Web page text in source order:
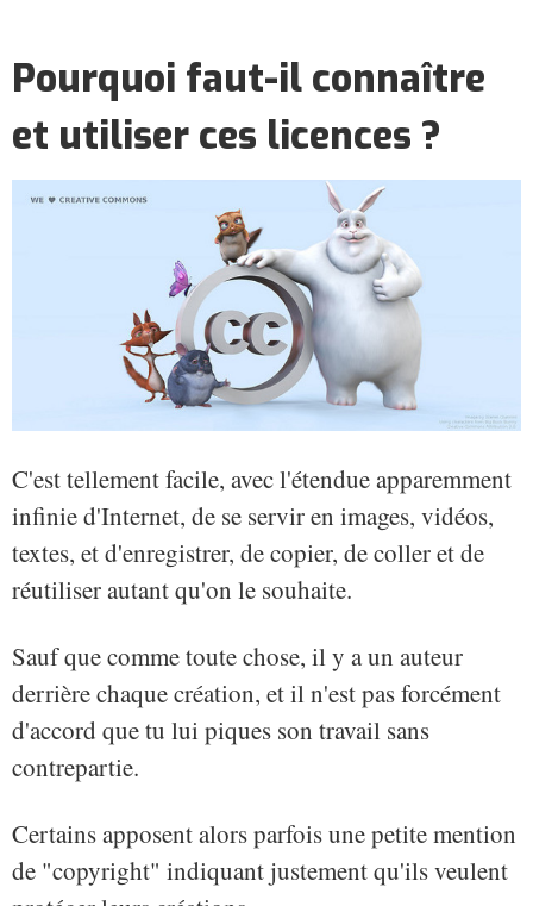
Pourquoi faut-il connaître
et utiliser ces licences ?
C'est tellement facile, avec l'étendue apparemment
infinie d'Internet, de se servir en images, vidéos,
textes, et d'enregistrer, de copier, de coller et de
réutiliser autant qu'on le souhaite.
Sauf que comme toute chose, il y a un auteur
derrière chaque création, et il n'est pas forcément
d'accord que tu lui piques son travail sans
contrepartie.
Certains apposent alors parfois une petite mention
de "copyright" indiquant justement qu'ils veulent